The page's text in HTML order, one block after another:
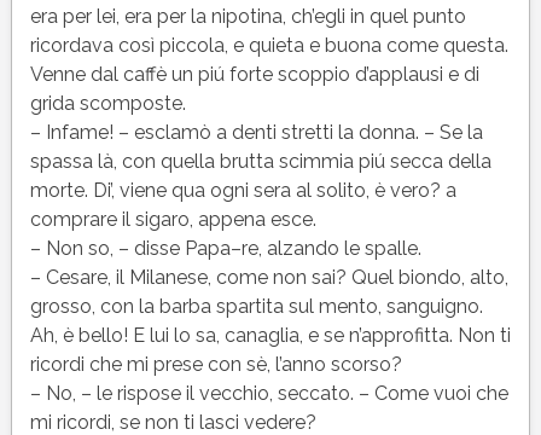
era per lei, era per la nipotina, ch’egli in quel punto
ricordava così piccola, e quieta e buona come questa.
Venne dal caffè un piú forte scoppio d’applausi e di
grida scomposte.
– Infame! – esclamò a denti stretti la donna. – Se la
spassa là, con quella brutta scimmia piú secca della
morte. Di’, viene qua ogni sera al solito, è vero? a
comprare il sigaro, appena esce.
– Non so, – disse Papa–re, alzando le spalle.
– Cesare, il Milanese, come non sai? Quel biondo, alto,
grosso, con la barba spartita sul mento, sanguigno.
Ah, è bello! E lui lo sa, canaglia, e se n’approfitta. Non ti
ricordi che mi prese con sè, l’anno scorso?
– No, – le rispose il vecchio, seccato. – Come vuoi che
mi ricordi, se non ti lasci vedere?